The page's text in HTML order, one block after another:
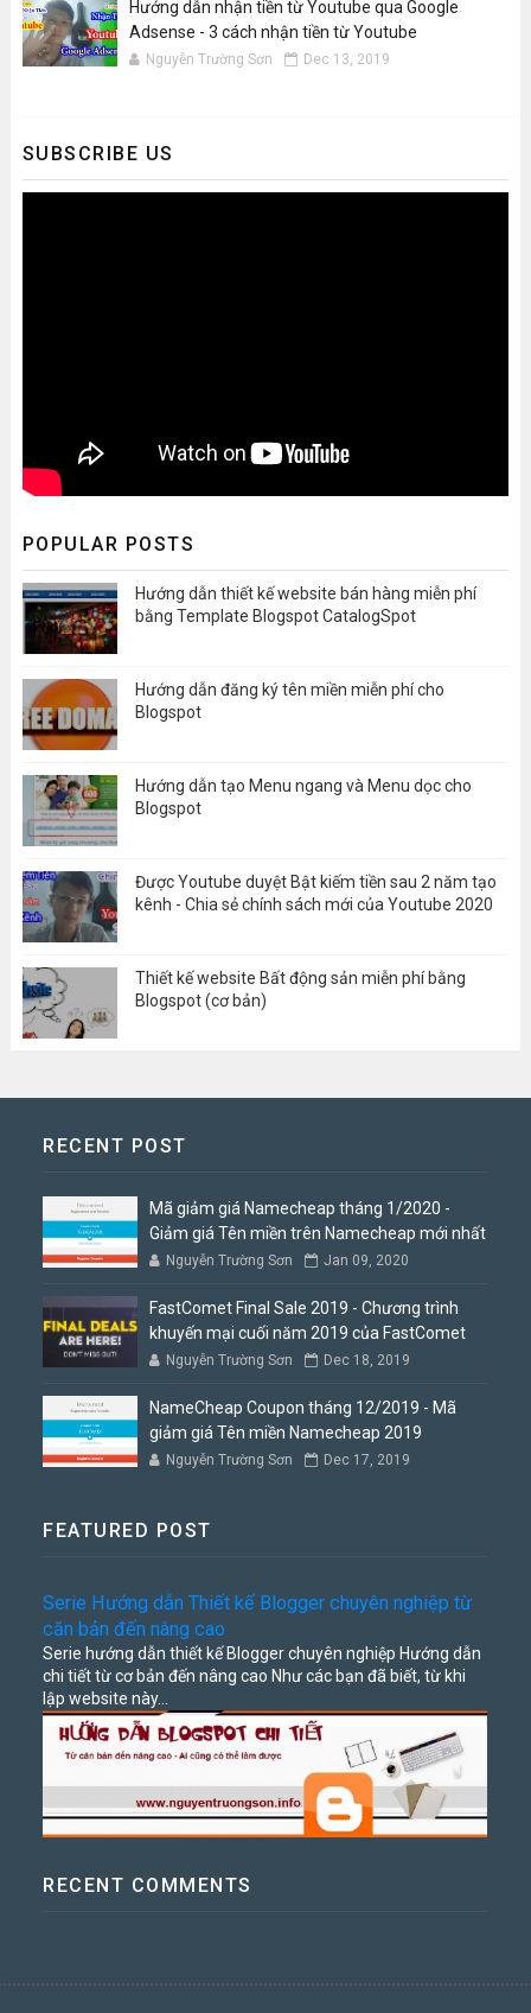
Hướng dẫn nhận tiền từ Youtube qua Google
Adsense - 3 cách nhận tiền từ Youtube
Nguyễn Trường Sơn Dec 13, 2019
SUBSCRIBE US
POPULAR POSTS
Hướng dẫn thiết kế website bán hàng miễn phí
bằng Template Blogspot CatalogSpot
Hướng dẫn đăng ký tên miền miễn phí cho
Blogspot
Hướng dẫn tạo Menu ngang và Menu dọc cho
Blogspot
Được Youtube duyệt Bật kiếm tiền sau 2 năm tạo
kênh - Chia sẻ chính sách mới của Youtube 2020
Thiết kế website Bất động sản miễn phí bằng
Blogspot (cơ bản)
RECENT POST
Mã giảm giá Namecheap tháng 1/2020 -
Giảm giá Tên miền trên Namecheap mới nhất
Nguyễn Trường Sơn Jan 09, 2020
FastComet Final Sale 2019 - Chương trình
khuyến mại cuối năm 2019 của FastComet
Nguyễn Trường Sơn Dec 18, 2019
NameCheap Coupon tháng 12/2019 - Mã
giảm giá Tên miền Namecheap 2019
Nguyễn Trường Sơn Dec 17, 2019
FEATURED POST
Serie Hướng dẫn Thiết kế Blogger chuyên nghiệp từ
căn bản đến nâng cao
Serie hướng dẫn thiết kế Blogger chuyên nghiệp Hướng dẫn
chi tiết từ cơ bản đến nâng cao Như các bạn đã biết, từ khi
lập website này...
RECENT COMMENTS